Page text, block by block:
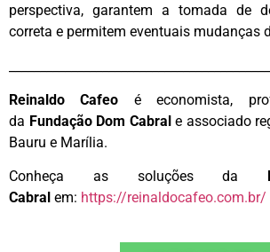
perspectiva, garantem a tomada de
correta e permitem eventuais mudanças
Reinaldo Cafeo é economista,
da Fundação Dom Cabrale associado
Bauru e Marília.
Conheça as soluções da
Cabral em: https://reinaldocafeo.com.br/